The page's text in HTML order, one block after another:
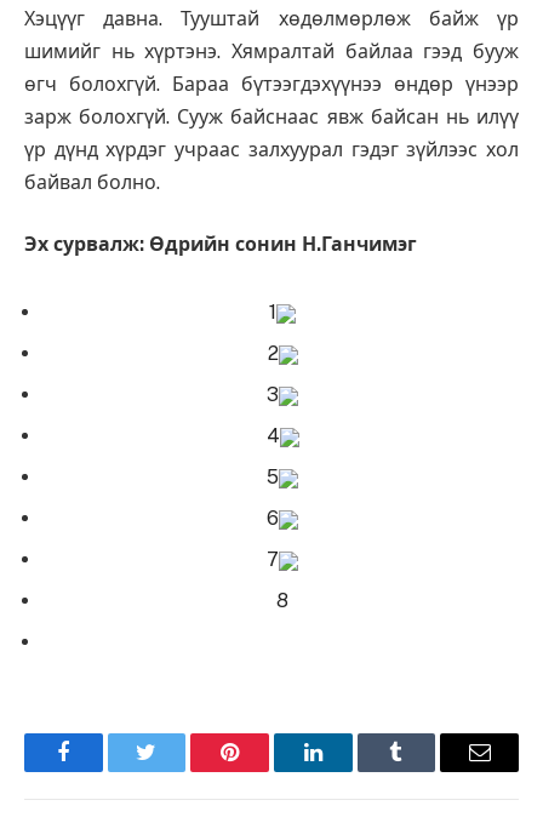
Хэцүүг давна. Тууштай хөдөлмөрлөж байж үр
шимийг нь хүртэнэ. Хямралтай байлаа гээд бууж
өгч болохгүй. Бараа бүтээгдэхүүнээ өндөр үнээр
зарж болохгүй. Сууж байснаас явж байсан нь илүү
үр дүнд хүрдэг учраас залхуурал гэдэг зүйлээс хол
байвал болно.
Эх сурвалж: Өдрийн сонин Н.Ганчимэг
1
2
3
4
5
6
7
8
FacebookTwitter Pinterest LinkedInTumblr Имэйл